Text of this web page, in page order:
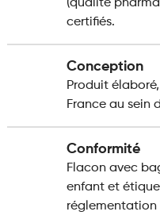
(qualité
certifiés.
Conception
Produit
France au sein
Conformité
Flacon avec
enfant et
réglementation